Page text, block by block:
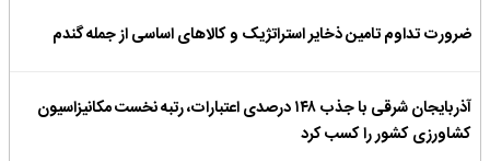
ضرورت تداوم تامین ذخایر استراتژیک و کالاهای اساسی از جمله گندم
آذربایجان شرقی با جذب ۱۴۸ درصدی اعتبارات، رتبه نخست مکانیزاسیون
کشاورزی کشور را کسب کرد